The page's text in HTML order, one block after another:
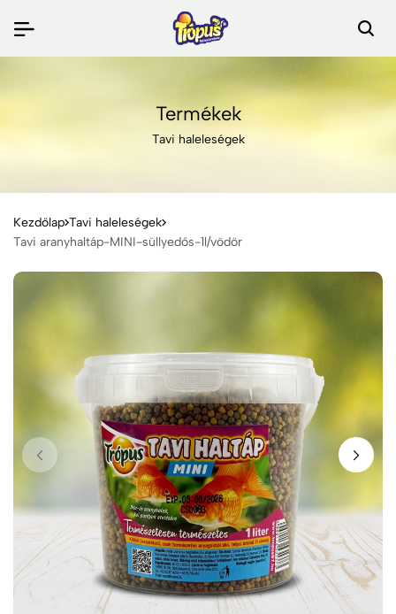
Termékek
Tavi haleleségek
Kezdőlap Tavi haleleségek
Tavi aranyhaltáp-MINI-süllyedős-1l/vödör